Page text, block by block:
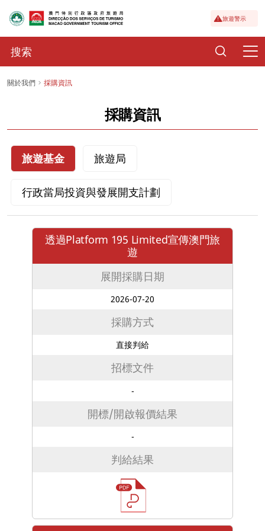
旅遊警示
關於我們 採購資訊
採購資訊
旅遊基金 旅遊局
行政當局投資與發展開支計劃
透過Platform 195 Limited宣傳澳門旅
遊
展開採購日期
2026-07-20
採購方式
直接判給
招標文件
-
開標/開啟報價結果
-
判給結果